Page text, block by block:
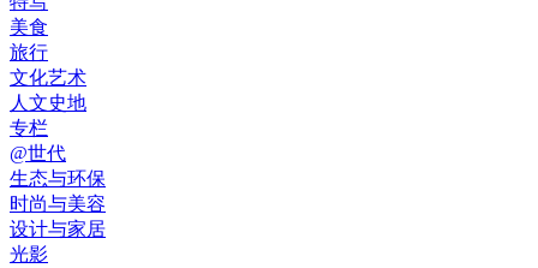
美食
旅行
文化艺术
人文史地
专栏
@世代
生态与环保
时尚与美容
设计与家居
光影